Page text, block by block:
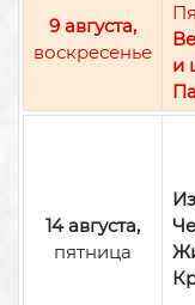
9 августа,
воскресенье
и
14 августа,
пятница